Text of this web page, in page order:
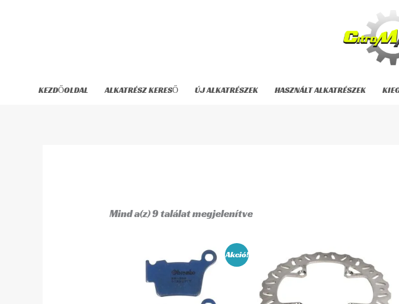
KEZDŐOLDAL ALKATRÉSZ KERESŐ ÚJ ALKATRÉSZEK HASZNÁLT ALKATRÉSZEK
Mind a(z) 9 találat megjelenítve
Akció!
Original
price
was:
10.990 Ft.
Current
price
10.221 Ft.